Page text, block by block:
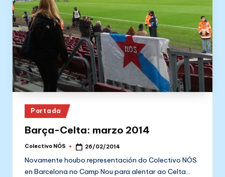
Posted
in
Portada
Barça-Celta: marzo 2014
Posted
Colectivo NÓS 26/02/2014
Novamente houbo representación do Colectivo NÓS
en Barcelona no Camp Nou para alentar ao Celta…